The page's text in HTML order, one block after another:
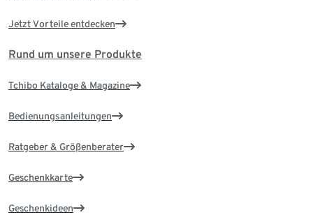
Jetzt Vorteile entdecken
Rund um unsere Produkte
Tchibo Kataloge & Magazine
Bedienungsanleitungen
Ratgeber & Größenberater
Geschenkkarte
Geschenkideen